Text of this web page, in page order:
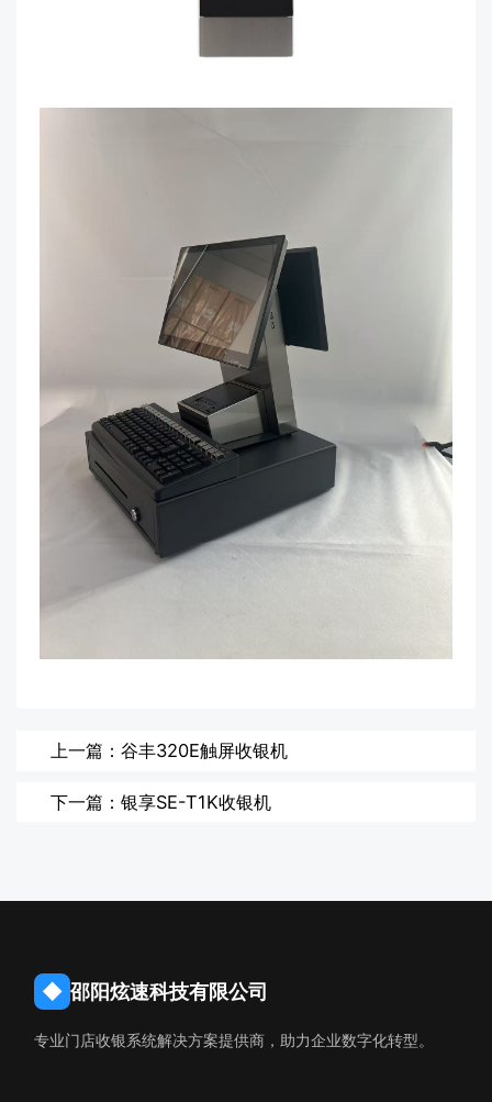
上一篇：谷丰320E触屏收银机
下一篇：银享SE-T1K收银机
◆ 邵阳炫速科技有限公司
专业门店收银系统解决方案提供商，助力企业数字化转型。